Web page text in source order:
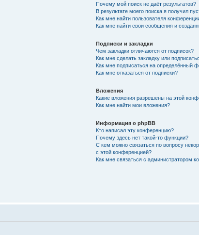
Почему мой поиск не даёт результатов?
В результате моего поиска я получил
Как мне найти пользователя
Как мне найти свои сообщения и
Подписки и закладки
Чем закладки отличаются от подписок?
Как мне сделать закладку или
Как мне подписаться на определённый
Как мне отказаться от подписки?
Вложения
Какие вложения разрешены на этой
Как мне найти мои вложения?
Информация о phpBB
Кто написал эту конференцию?
Почему здесь нет такой-то функции?
С кем можно связаться по вопросу
с этой конференцией?
Как мне связаться с администратором